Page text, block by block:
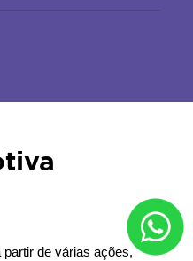
de várias ações,